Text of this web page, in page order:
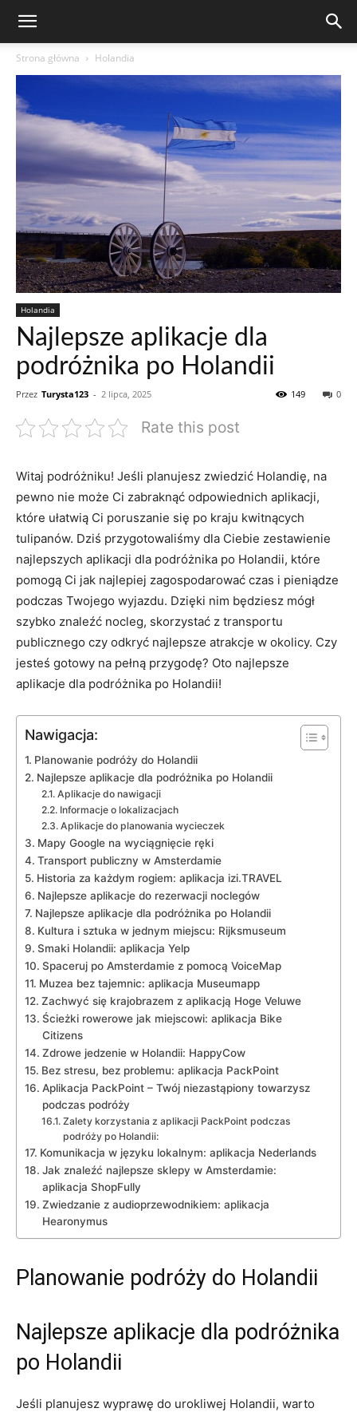
Strona główna Holandia
Holandia
Najlepsze aplikacje dla
podróżnika po Holandii
Przez Turysta123 - 2 lipca, 2025 0
149
Rate this post
Witaj podróżniku! Jeśli planujesz zwiedzić Holandię, na
pewno nie może Ci ‌zabraknąć odpowiednich aplikacji,
które‌ ułatwią Ci poruszanie się po kraju kwitnących
tulipanów. Dziś przygotowaliśmy dla Ciebie⁤ zestawienie
najlepszych aplikacji dla podróżnika‌ po Holandii, które
pomogą Ci jak najlepiej zagospodarować czas ​i pieniądze
podczas Twojego wyjazdu. Dzięki nim będziesz mógł
szybko znaleźć nocleg, skorzystać z transportu
publicznego czy odkryć najlepsze atrakcje ⁢w okolicy. Czy
jesteś gotowy na pełną przygodę? Oto najlepsze⁣
aplikacje dla podróżnika po ⁤Holandii!
Nawigacja:
Planowanie podróży do Holandii
Najlepsze aplikacje dla podróżnika po Holandii
Aplikacje⁢ do nawigacji
Informacje o lokalizacjach
Aplikacje⁤ do planowania wycieczek
Mapy Google na wyciągnięcie ręki
Transport publiczny w Amsterdamie
Historia za każdym rogiem: aplikacja izi.TRAVEL
Najlepsze aplikacje do rezerwacji noclegów
Najlepsze aplikacje dla podróżnika po Holandii
Kultura i sztuka w jednym miejscu: Rijksmuseum
Smaki ⁣Holandii: aplikacja Yelp
Spaceruj po Amsterdamie z pomocą VoiceMap
Muzea​ bez tajemnic: aplikacja ⁢Museumapp
Zachwyć ‍się krajobrazem z aplikacją Hoge Veluwe
Ścieżki rowerowe ⁢jak miejscowi: aplikacja⁢ Bike
Citizens
Zdrowe jedzenie w Holandii: HappyCow
Bez stresu, bez problemu: aplikacja ‌PackPoint
Aplikacja PackPoint – Twój niezastąpiony towarzysz
podczas podróży
Zalety korzystania ‌z aplikacji PackPoint podczas
podróży po Holandii:
Komunikacja w języku ‌lokalnym:‍ aplikacja ⁤Nederlands
Jak znaleźć najlepsze sklepy ​w Amsterdamie:
aplikacja ShopFully
Zwiedzanie z audioprzewodnikiem: aplikacja
Hearonymus
Planowanie podróży do Holandii
Najlepsze aplikacje dla podróżnika
po Holandii
Jeśli planujesz wyprawę do⁢ urokliwej Holandii, warto